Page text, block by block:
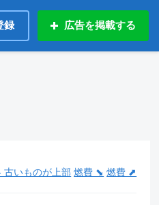
録 広告を掲載する
古いものが上部 燃費 ⬊ 燃費 ⬈